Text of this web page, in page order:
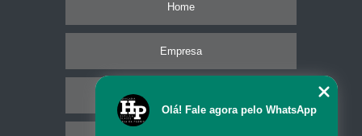
Home
Empresa
Olá! Fale agora pelo WhatsApp